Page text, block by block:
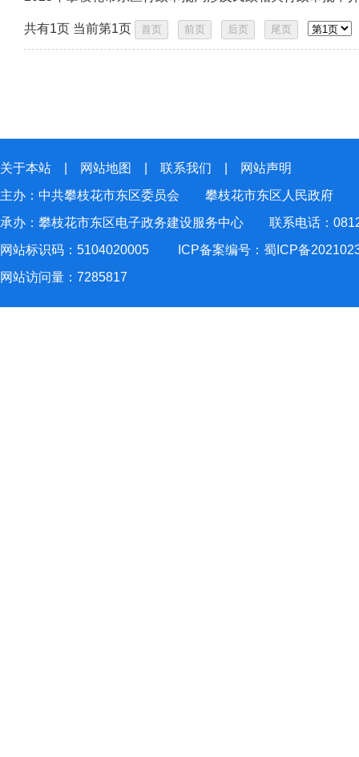
共有1页 当前第1页
关于本站 网站地图 联系我们
网站声明
主办：中共攀枝花市东区委员会 攀枝花市东区人民政府
承办：攀枝花市东区电子政务建设服务中心 联系电话：
网站标识码：5104020005
ICP备案编号：蜀ICP备
网站访问量： 7285817